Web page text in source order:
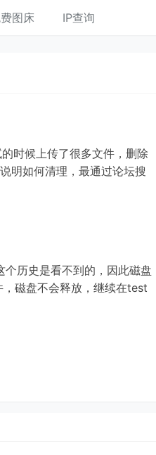
图床 IP查询
时候上传了很多文件，删除
明如何清理，最通过论坛搜
历史是看不到的，因此磁盘
磁盘不会释放，继续在test